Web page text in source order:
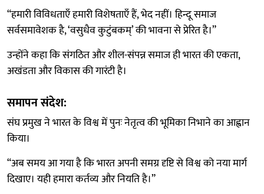
“हमारी विविधताएँ हमारी विशेषताएँ हैं, भेद नहीं। हिन्दू समाज
सर्वसमावेशक है, ‘वसुधैव कुटुंबकम्’ की भावना से प्रेरित है।”
उन्होंने कहा कि संगठित और शील-संपन्न समाज ही भारत की एकता,
अखंडता और विकास की गारंटी है।
समापन संदेश:
संघ प्रमुख ने भारत के विश्व में पुनः नेतृत्व की भूमिका निभाने का आह्वान
किया।
“अब समय आ गया है कि भारत अपनी समग्र दृष्टि से विश्व को नया मार्ग
दिखाए। यही हमारा कर्तव्य और नियति है।”